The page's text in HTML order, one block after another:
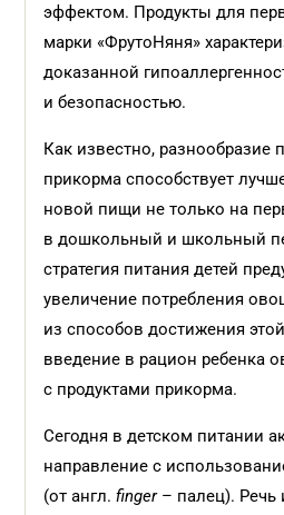
эффектом. Продукты для
марки «ФрутоНяня»
доказанной
и безопасностью.
Как известно, разнообразие
прикорма способствует
новой пищи не только на
в дошкольный и школьный
стратегия питания детей
увеличение потребления
из способов достижения
введение в рацион ребенка
с продуктами прикорма.
Сегодня в детском питании
направление c
(от англ.finger– палец). Речь